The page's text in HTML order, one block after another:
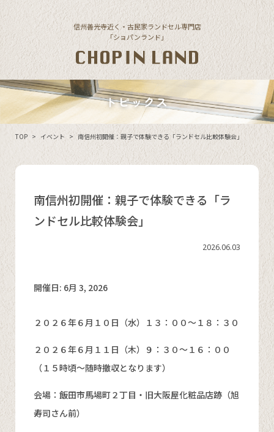
Skip to content
信州善光寺近く・古民家ランドセル専門店
「ショパンランド」
トピックス
TOP > イベント > 南信州初開催：親子で体験できる「ランドセル比較体験会」
南信州初開催：親子で体験できる「ラ
ンドセル比較体験会」
2026.06.03
開催日: 6月 3, 2026
２０２６年６月１０日（水）１３：００～１８：３０
２０２６年６月１１日（木）９：３０～１６：００
（１５時頃～随時撤収となります）
会場：飯田市馬場町２丁目・旧大阪屋化粧品店跡（旭
寿司さん前）